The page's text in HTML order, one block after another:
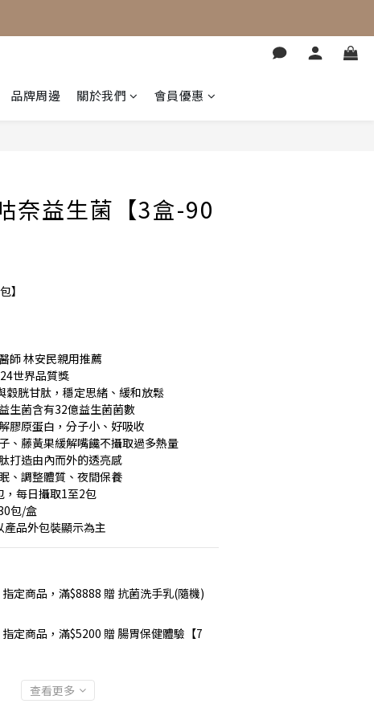
品牌周邊 關於我們 會員優惠
奈益生菌【3盒-90
】
師 林安民親用推薦
世界品質獎
穀胱甘肽，穩定思緒、緩和放鬆
生菌含有32億益生菌菌數
膠原蛋白，分子小、好吸收
、藤黃果緩解嘴饞不攝取過多熱量
打造由內而外的透亮感
、調整體質、夜間保養
，每日攝取1至2包
包/盒
產品外包裝顯示為主
指定商品，滿$8888 贈 抗菌洗手乳(隨機)
指定商品，滿$5200 贈 腸胃保健體驗【7
查看更多